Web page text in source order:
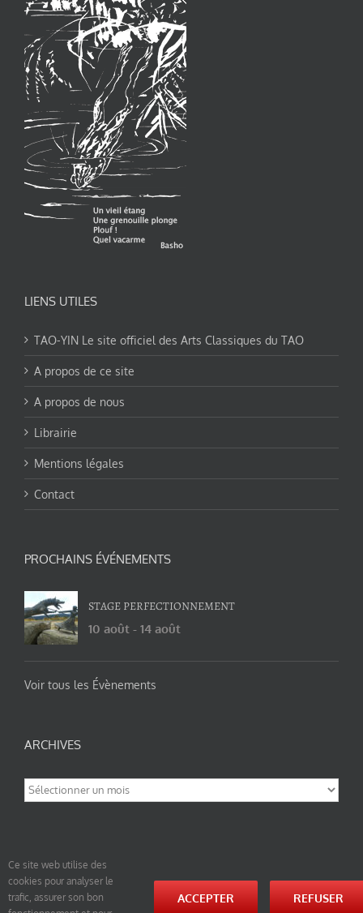
LIENS UTILES
TAO-YIN Le site officiel des Arts Classiques du TAO
A propos de ce site
A propos de nous
Librairie
Mentions légales
Contact
PROCHAINS ÉVÉNEMENTS
STAGE PERFECTIONNEMENT
10 août - 14 août
Voir tous les Évènements
ARCHIVES
Archives
© tao-yin.co © TAO-YIN.fr Georges Charles, Hormis les pages https://tao-yin.fr/georges-charles/
et https://tao-yin.fr/san-yiquan-le-poing-des-trois-harmonies/ sous licence Creative Commons
Ce site web utilise des
cookies pour analyser le
trafic, assurer son bon
ACCEPTER REFUSER